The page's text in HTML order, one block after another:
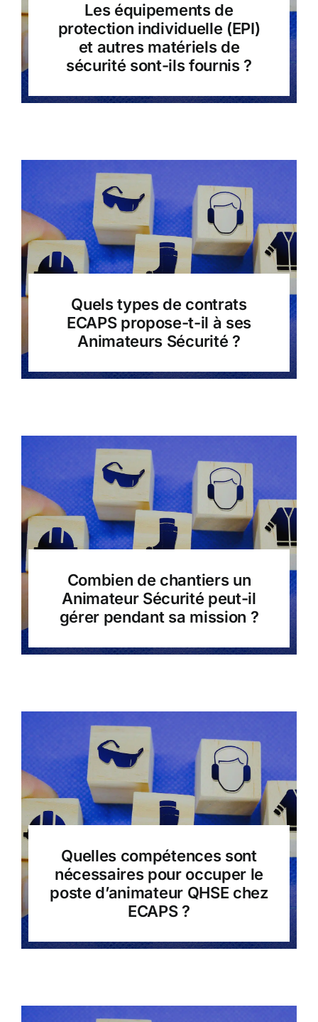
Les équipements de
protection individuelle (EPI)
et autres matériels de
sécurité sont-ils fournis ?
Quels types de contrats
ECAPS propose-t-il à ses
Animateurs Sécurité ?
Combien de chantiers un
Animateur Sécurité peut-il
gérer pendant sa mission ?
Quelles compétences sont
nécessaires pour occuper le
poste d’animateur QHSE chez
ECAPS ?